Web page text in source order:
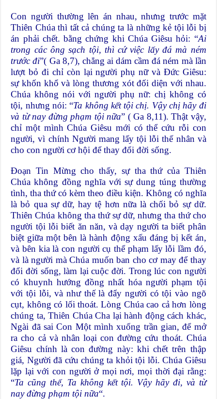
Con người thường lên án nhau, nhưng trước mặt
Thiên Chúa thì tất cả chúng ta là những kẻ tội lỗi bị
án phải chết. bằng chứng khi Chúa Giêsu hỏi: “Ai
trong các ông sạch tội, thì cứ việc lấy đá mà ném
trước đi”( Ga 8,7), chẳng ai dám cầm đá ném mà lần
lượt bỏ đi chỉ còn lại người phụ nữ và Ðức Giêsu:
sự khốn khổ và lòng thương xót đối diện với nhau.
Chúa không nói với người phụ nữ: chị không có
tội, nhưng nói: “Ta không kết tội chị. Vậy chị hãy đi
và từ nay đừng phạm tội nữa” ( Ga 8,11). Thật vậy,
chỉ một mình Chúa Giêsu mới có thể cứu rỗi con
người, vì chính Người mang lấy tội lỗi thế nhân và
cho con người cơ hội để thay đổi đời sống.
Ðoạn Tin Mừng cho thấy, sự tha thứ của Thiên
Chúa không đồng nghĩa với sự dung túng thường
tình, tha thứ có kèm theo điều kiện. Không có nghĩa
là bỏ qua sự dữ, hay tệ hơn nữa là chối bỏ sự dữ.
Thiên Chúa không tha thứ sự dữ, nhưng tha thứ cho
người tội lỗi biết ăn năn, và dạy người ta biết phân
biệt giữa một bên là hành động xấu đáng bị kết án,
và bên kia là con người cụ thể phạm lấy lỗi lầm đó,
và là người mà Chúa muốn ban cho cơ may để thay
đổi đời sống, làm lại cuộc đời. Trong lúc con người
có khuynh hướng đồng nhất hóa người phạm tội
với tội lỗi, và như thế là đẩy người có tội vào ngõ
cụt, không có lối thoát. Lòng Chúa cao cả hơn lòng
chúng ta, Thiên Chúa Cha lại hành động cách khác,
Ngài đã sai Con Một mình xuống trần gian, để mở
ra cho cả và nhân loại con đường cứu thoát. Chúa
Giêsu chính là con đường này: khi chết trên thập
giá, Người đã cứu chúng ta khỏi tội lỗi. Chúa Giêsu
lặp lại với con người ở mọi nơi, mọi thời đại rằng:
“Ta cũng thế, Ta không kết tội. Vậy hãy đi, và từ
nay đừng phạm tội nữa“.